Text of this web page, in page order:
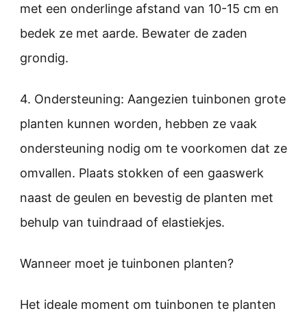
met een onderlinge afstand van 10-15 cm en
bedek ze met aarde. Bewater de zaden
grondig.
4. Ondersteuning: Aangezien tuinbonen grote
planten kunnen worden, hebben ze vaak
ondersteuning nodig om te voorkomen dat ze
omvallen. Plaats stokken of een gaaswerk
naast de geulen en bevestig de planten met
behulp van tuindraad of elastiekjes.
Wanneer moet je tuinbonen planten?
Het ideale moment om tuinbonen te planten